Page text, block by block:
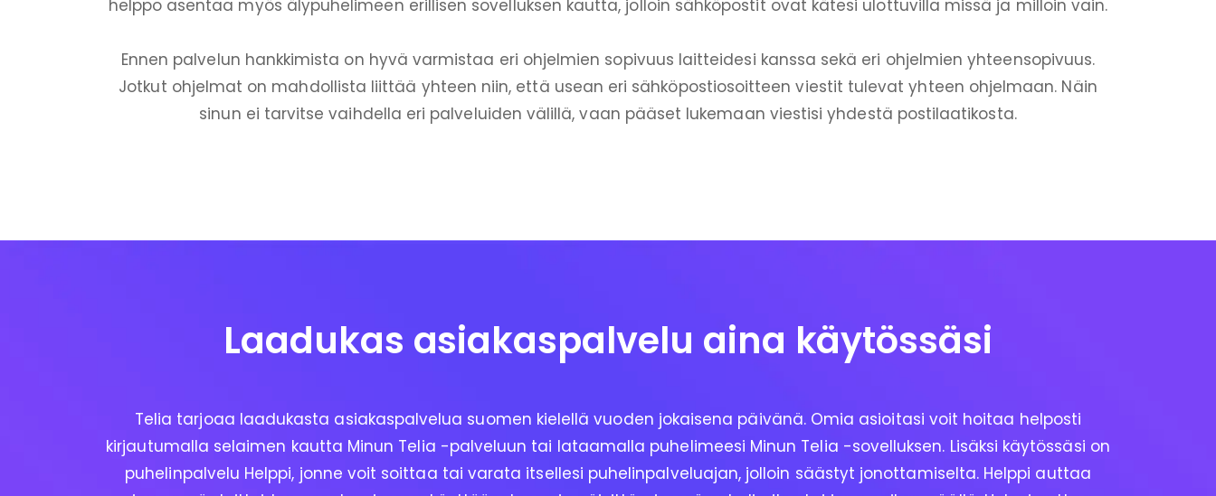
helppo asentaa myös älypuhelimeen erillisen sovelluksen kautta, jolloin sähköpostit ovat kätesi ulottuvilla missä ja milloin vain.
Ennen palvelun hankkimista on hyvä varmistaa eri ohjelmien sopivuus laitteidesi kanssa sekä eri ohjelmien yhteensopivuus.
Jotkut ohjelmat on mahdollista liittää yhteen niin, että usean eri sähköpostiosoitteen viestit tulevat yhteen ohjelmaan. Näin
sinun ei tarvitse vaihdella eri palveluiden välillä, vaan pääset lukemaan viestisi yhdestä postilaatikosta.
Laadukas asiakaspalvelu aina käytössäsi
Telia tarjoaa laadukasta asiakaspalvelua suomen kielellä vuoden jokaisena päivänä. Omia asioitasi voit hoitaa helposti
kirjautumalla selaimen kautta Minun Telia -palveluun tai lataamalla puhelimeesi Minun Telia -sovelluksen. Lisäksi käytössäsi on
puhelinpalvelu Helppi, jonne voit soittaa tai varata itsellesi puhelinpalveluajan, jolloin säästyt jonottamiselta. Helppi auttaa